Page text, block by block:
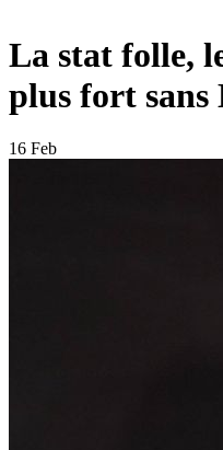
La stat folle,
plus fort sans
16 Feb